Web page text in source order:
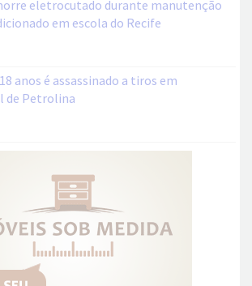
eletrocutado durante manutenção
em escola do Recife
anos é assassinado a tiros em
de Petrolina